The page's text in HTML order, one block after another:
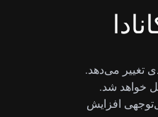
تغییر می‌دهد.
خواهد شد.
افزایش